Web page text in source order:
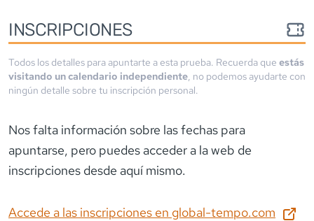
INSCRIPCIONES
Todos los detalles para apuntarte a esta prueba. Recuerda que estás
visitando un calendario independiente, no podemos ayudarte con
ningún detalle sobre tu inscripción personal.
Nos falta información sobre las fechas para
apuntarse, pero puedes acceder a la web de
inscripciones desde aquí mismo.
Accede a las inscripciones en global-tempo.com